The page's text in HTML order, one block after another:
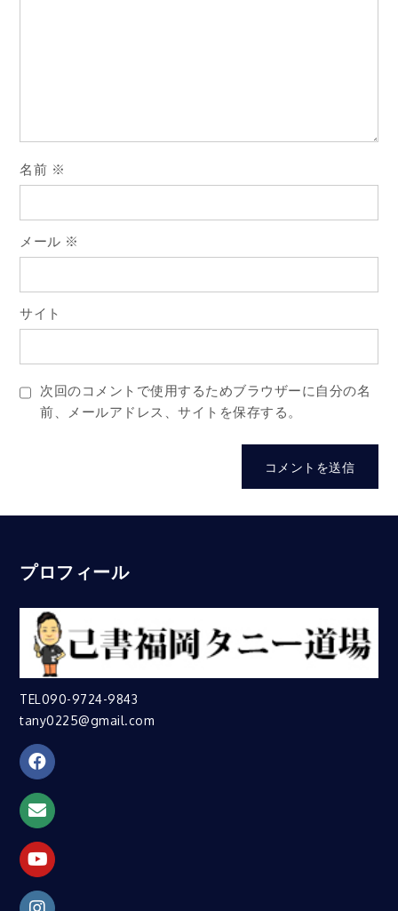
名前 ※
メール ※
サイト
次回のコメントで使用するためブラウザーに自分の名
前、メールアドレス、サイトを保存する。
プロフィール
TEL090-9724-9843
tany0225@gmail.com